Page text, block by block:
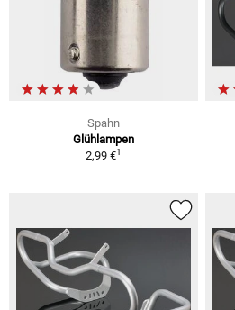
Spahn
Glühlampen
2,99 €1